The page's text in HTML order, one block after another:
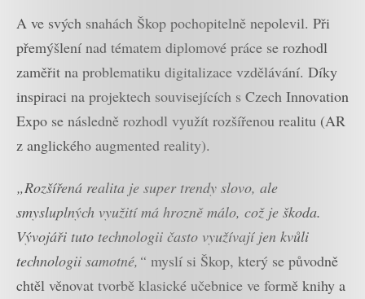
A ve svých snahách Škop pochopitelně nepolevil. Při
přemýšlení nad tématem diplomové práce se rozhodl
zaměřit na problematiku digitalizace vzdělávání. Díky
inspiraci na projektech souvisejících s Czech Innovation
Expo se následně rozhodl využít rozšířenou realitu (AR
z anglického augmented reality).
„Rozšířená realita je super trendy slovo, ale
smysluplných využití má hrozně málo, což je škoda.
Vývojáři tuto technologii často využívají jen kvůli
technologii samotné,“ myslí si Škop, který se původně
chtěl věnovat tvorbě klasické učebnice ve formě knihy a